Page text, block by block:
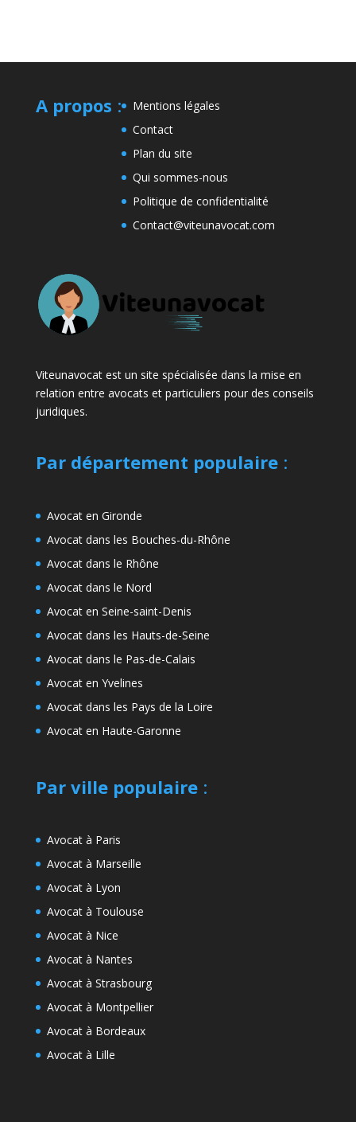
A propos :
Mentions légales
Contact
Plan du site
Qui sommes-nous
Politique de confidentialité
Contact@viteunavocat.com
Viteunavocat est un site spécialisée dans la mise en
relation entre avocats et particuliers pour des conseils
juridiques.
Par département populaire:
Avocat en Gironde
Avocat dans les Bouches-du-Rhône
Avocat dans le Rhône
Avocat dans le Nord
Avocat en Seine-saint-Denis
Avocat dans les Hauts-de-Seine
Avocat dans le Pas-de-Calais
Avocat en Yvelines
Avocat dans les Pays de la Loire
Avocat en Haute-Garonne
Par ville populaire:
Avocat à Paris
Avocat à Marseille
Avocat à Lyon
Avocat à Toulouse
Avocat à Nice
Avocat à Nantes
Avocat à Strasbourg
Avocat à Montpellier
Avocat à Bordeaux
Avocat à Lille